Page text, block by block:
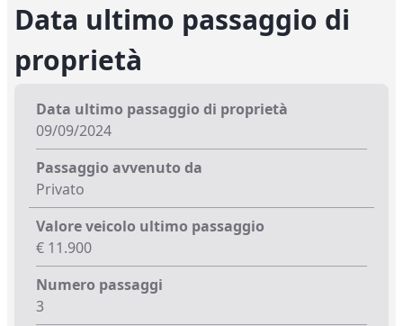
Data ultimo passaggio di
proprietà
Data ultimo passaggio di proprietà
09/09/2024
Passaggio avvenuto da
Privato
Valore veicolo ultimo passaggio
€ 11.900
Numero passaggi
3